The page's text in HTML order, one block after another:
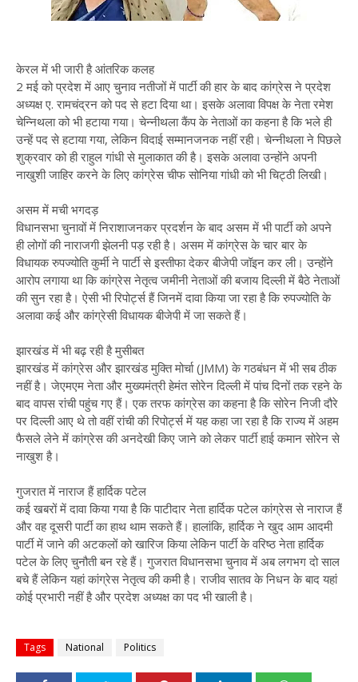
केरल में भी जारी है आंतरिक कलह
2 मई को प्रदेश में आए चुनाव नतीजों में पार्टी की हार के बाद कांग्रेस ने प्रदेश
अध्यक्ष ए. रामचंद्रन को पद से हटा दिया था। इसके अलावा विपक्ष के नेता रमेश
चेन्निथला को भी हटाया गया। चेन्नीथला कैंप के नेताओं का कहना है कि भले ही
उन्हें पद से हटाया गया, लेकिन विदाई सम्मानजनक नहीं रही। चेन्नीथला ने पिछले
शुक्रवार को ही राहुल गांधी से मुलाकात की है। इसके अलावा उन्होंने अपनी
नाखुशी जाहिर करने के लिए कांग्रेस चीफ सोनिया गांधी को भी चिट्ठी लिखी।
असम में मची भगदड़
विधानसभा चुनावों में निराशाजनकर प्रदर्शन के बाद असम में भी पार्टी को अपने
ही लोगों की नाराजगी झेलनी पड़ रही है। असम में कांग्रेस के चार बार के
विधायक रुपज्योति कुर्मी ने पार्टी से इस्तीफा देकर बीजेपी जॉइन कर ली। उन्होंने
आरोप लगाया था कि कांग्रेस नेतृत्व जमीनी नेताओं की बजाय दिल्ली में बैठे नेताओं
की सुन रहा है। ऐसी भी रिपोर्ट्स हैं जिनमें दावा किया जा रहा है कि रुपज्योति के
अलावा कई और कांग्रेसी विधायक बीजेपी में जा सकते हैं।
झारखंड में भी बढ़ रही है मुसीबत
झारखंड में कांग्रेस और झारखंड मुक्ति मोर्चा (JMM) के गठबंधन में भी सब ठीक
नहीं है। जेएमएम नेता और मुख्यमंत्री हेमंत सोरेन दिल्ली में पांच दिनों तक रहने के
बाद वापस रांची पहुंच गए हैं। एक तरफ कांग्रेस का कहना है कि सोरेन निजी दौरे
पर दिल्ली आए थे तो वहीं रांची की रिपोर्ट्स में यह कहा जा रहा है कि राज्य में अहम
फैसले लेने में कांग्रेस की अनदेखी किए जाने को लेकर पार्टी हाई कमान सोरेन से
नाखुश है।
गुजरात में नाराज हैं हार्दिक पटेल
कई खबरों में दावा किया गया है कि पाटीदार नेता हार्दिक पटेल कांग्रेस से नाराज हैं
और वह दूसरी पार्टी का हाथ थाम सकते हैं। हालांकि, हार्दिक ने खुद आम आदमी
पार्टी में जाने की अटकलों को खारिज किया लेकिन पार्टी के वरिष्ठ नेता हार्दिक
पटेल के लिए चुनौती बन रहे हैं। गुजरात विधानसभा चुनाव में अब लगभग दो साल
बचे हैं लेकिन यहां कांग्रेस नेतृत्व की कमी है। राजीव सातव के निधन के बाद यहां
कोई प्रभारी नहीं है और प्रदेश अध्यक्ष का पद भी खाली है।
Tags National Politics